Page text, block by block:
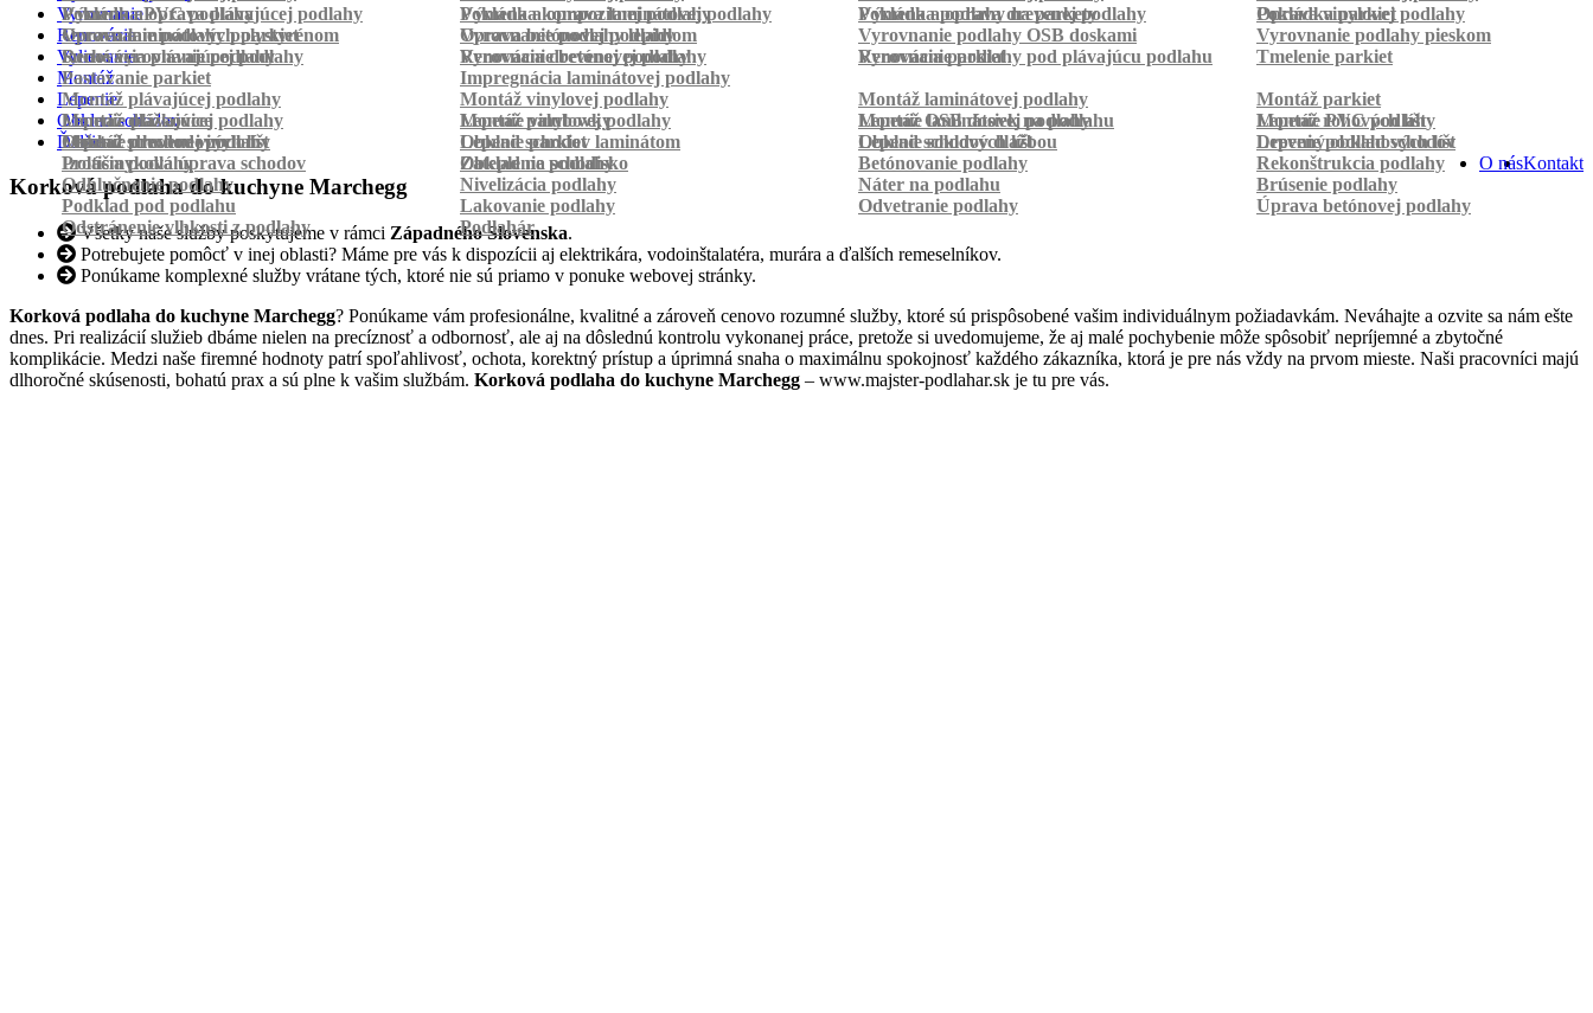
Pokládka PVC podlahy
Pokládka kompozitnej podlahy Pokládka podlahy na parkety Pokládka parkiet
Výmena a oprava plávajúcej podlahy
Výmena a oprava laminátovej podlahy Výmena a oprava drevenej podlahy
Oprava vinylovej podlahy
Oprava laminátových parkiet
Oprava betónovej podlahy
Vyrovnanie
Vyrovnanie podlahy polystyrénom
Vyrovnanie podlahy lepidlom Vyrovnanie podlahy OSB doskami
Vyrovnanie podlahy pieskom
Suché vyrovnanie podlahy
Vyrovnanie betónovej podlahy Vyrovnanie podlahy pod plávajúcu podlahu
Renovácia
Renovácia plávajúcej podlahy
Renovácia drevenej podlahy Renovácia parkiet
Tmelenie parkiet
Pastovanie parkiet
Impregnácia laminátovej podlahy
Vylievanie
Montáž
Montáž plávajúcej podlahy
Montáž vinylovej podlahy Montáž laminátovej podlahy
Montáž parkiet
Montáž dlážkovice
Montáž palubovky Montáž OSB dosiek na podlahu
Montáž rohových líšt
Montáž prechodových líšt
Lepenie
Lepenie plávajúcej podlahy
Lepenie vinylovej podlahy Lepenie laminátovej podlahy
Lepenie PVC podlahy
Lepenie drevenej podlahy
Lepenie parkiet Lepenie soklových líšt Lepenie podlahových líšt
Obklad schodov
Obklad schodov vinylom
Obklad schodov laminátom Obklad schodov dlažbou
Drevený obklad schodov
Protišmyková úprava schodov
Obklad na schodisko
Ďalšie
Izolácia podlahy
Zateplenie podlahy Betónovanie podlahy
Rekonštrukcia podlahy
Odhlučnenie podlahy
Nivelizácia podlahy Náter na podlahu
Brúsenie podlahy
Podklad pod podlahu
Lakovanie podlahy Odvetranie podlahy
Úprava betónovej podlahy
Odstránenie vlhkosti z podlahy
Podlahár
Kontakt
O nás
Korková podlaha do kuchyne Marchegg
Všetky naše služby poskytujeme v rámci Západného Slovenska.
Potrebujete pomôcť v inej oblasti? Máme pre vás k dispozícii aj elektrikára, vodoinštalatéra, murára a ďalších remeselníkov.
Ponúkame komplexné služby vrátane tých, ktoré nie sú priamo v ponuke webovej stránky.
Korková podlaha do kuchyne Marchegg? Ponúkame vám profesionálne, kvalitné a zároveň cenovo rozumné služby, ktoré sú prispôsobené vašim individuálnym požiadavkám. Neváhajte a ozvite sa nám ešte
dnes. Pri realizácií služieb dbáme nielen na precíznosť a odbornosť, ale aj na dôslednú kontrolu vykonanej práce, pretože si uvedomujeme, že aj malé pochybenie môže spôsobiť nepríjemné a zbytočné
komplikácie. Medzi naše firemné hodnoty patrí spoľahlivosť, ochota, korektný prístup a úprimná snaha o maximálnu spokojnosť každého zákazníka, ktorá je pre nás vždy na prvom mieste. Naši pracovníci majú
dlhoročné skúsenosti, bohatú prax a sú plne k vašim službám. Korková podlaha do kuchyne Marchegg – www.majster-podlahar.sk je tu pre vás.